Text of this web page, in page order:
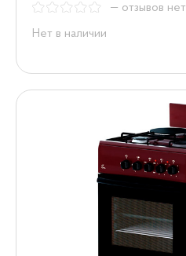
— отзывов нет
Нет в наличии